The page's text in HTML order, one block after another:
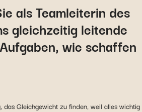
als Teamleiterin des
gleichzeitig leitende
wie schaffen
das Gleichgewicht zu finden, weil alles wichtig